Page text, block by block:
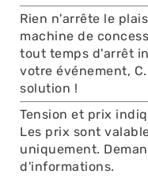
Rien n'arrête le
machine de
tout temps d'arrêt
votre événement,
solution !
Tension et prix
Les prix sont
uniquement.
d'informations.